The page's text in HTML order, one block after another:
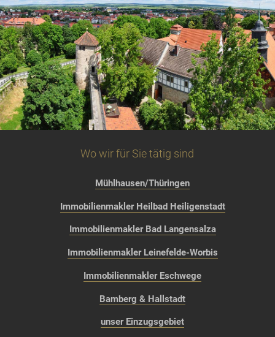
Wo wir für Sie tätig sind
Mühlhausen/Thüringen
Immobilienmakler Heilbad Heiligenstadt
Immobilienmakler Bad Langensalza
Immobilienmakler Leinefelde-Worbis
Immobilienmakler Eschwege
Bamberg & Hallstadt
unser Einzugsgebiet